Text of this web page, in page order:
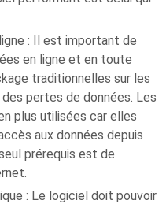
: Il est important de
en ligne et en toute
traditionnelles sur les
pertes de données. Les
plus utilisées car elles
aux données depuis
prérequis est de
: Le logiciel doit pouvoir